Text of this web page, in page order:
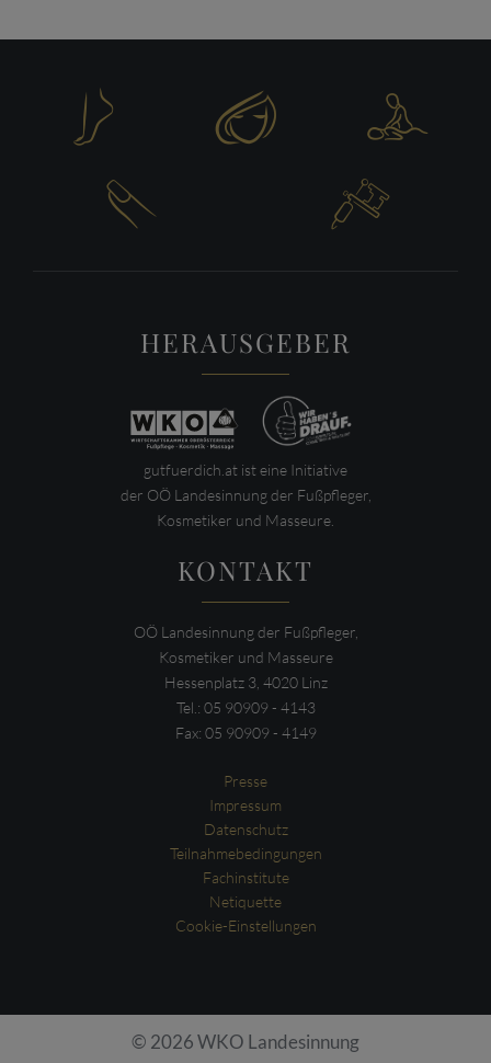
 



HERAUSGEBER
gutfuerdich.at ist eine Initiative
der OÖ Landesinnung der Fußpfleger,
Kosmetiker und Masseure.
KONTAKT
OÖ Landesinnung der Fußpfleger,
Kosmetiker und Masseure
Hessenplatz 3, 4020 Linz
Tel.: 05 90909 - 4143
Fax: 05 90909 - 4149
Presse
Impressum
Datenschutz
Teilnahmebedingungen
Fachinstitute
Netiquette
Cookie-Einstellungen
© 2026 WKO Landesinnung